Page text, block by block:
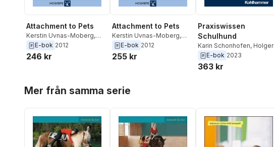
Attachment to Pets
Kerstin Uvnas-Moberg,
Dennis Turner,
Kotrschal
E-bok 2012
246 kr
Attachment to Pets
Kerstin Uvnas-Moberg,
Dennis Turner,
Kotrschal
E-bok 2012
255 kr
Praxiswissen
Schulhund
Karin Schonhofen, Holger
Schafer, Andrea Beetz
E-bok 2023
363 kr
Mer från samma serie